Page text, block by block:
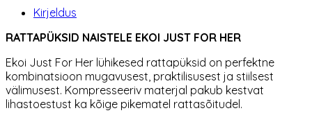
kogus
Kirjeldus
RATTAPÜKSID NAISTELE EKOI JUST FOR HER
Ekoi Just For Her lühikesed rattapüksid on perfektne
kombinatsioon mugavusest, praktilisusest ja stiilsest
välimusest. Kompresseeriv materjal pakub kestvat
lihastoestust ka kõige pikematel rattasõitudel.